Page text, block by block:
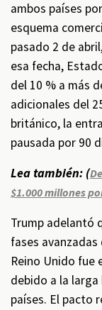
ambos países
esquema
pasado 2 de
esa fecha,
del 10 % a más
adicionales del
británico, la
pausada por 90
Lea también: (
$1.000 millones
Trump adelantó
fases
Reino Unido fue
debido a la
países. El pacto